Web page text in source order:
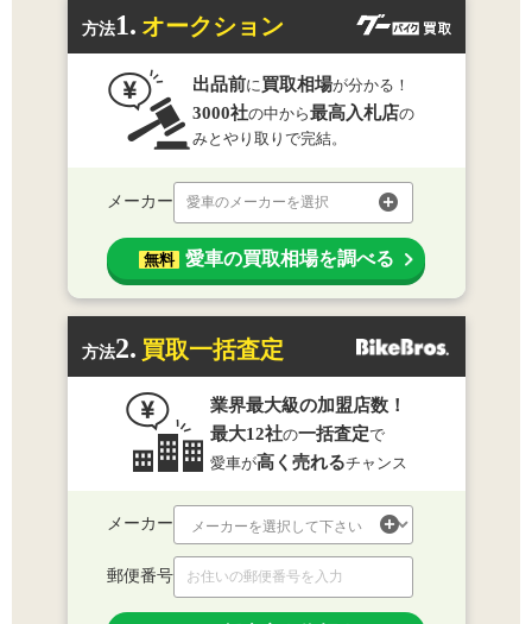
方法1. オークション
出品前に 買取相場が分かる！
3000社の中から最高入札店の
みとやり取りで完結。
メーカー 愛車のメーカーを選択
無料 愛車の買取相場を調べる
方法2. 買取一括査定
業界最大級の加盟店数！
最大12社の一括査定で
愛車が高く売れるチャンス
メーカー
郵便番号